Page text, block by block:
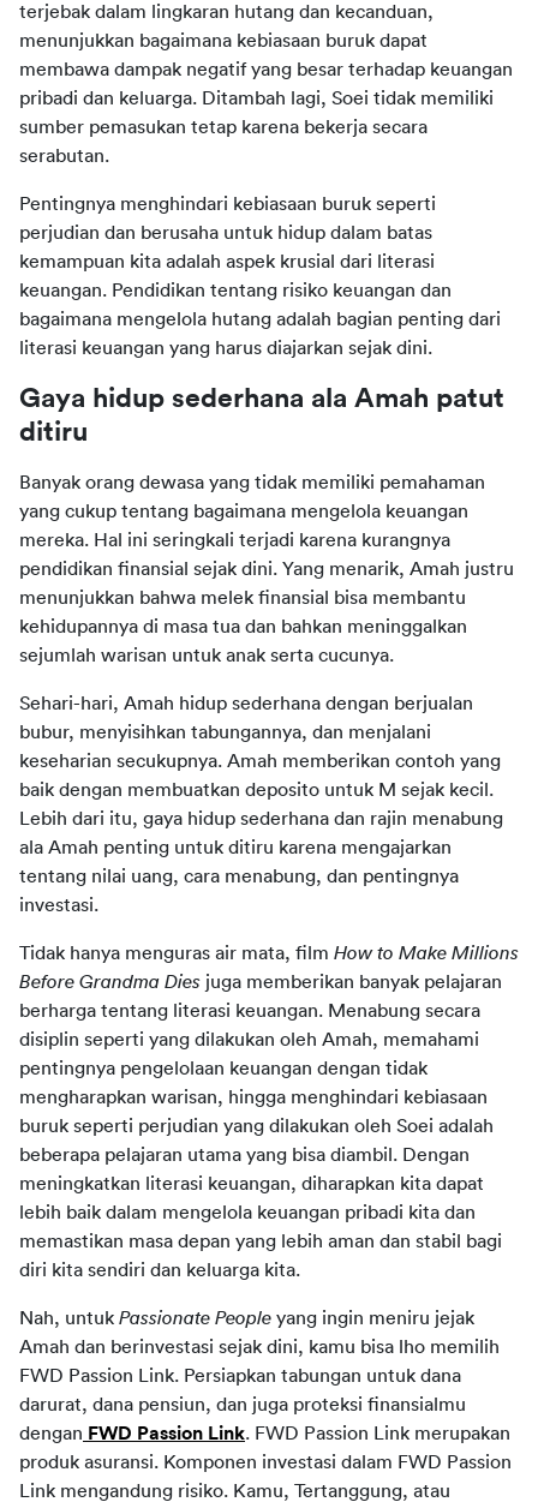
terjebak dalam lingkaran hutang dan kecanduan,
menunjukkan bagaimana kebiasaan buruk dapat
membawa dampak negatif yang besar terhadap keuangan
pribadi dan keluarga. Ditambah lagi, Soei tidak memiliki
sumber pemasukan tetap karena bekerja secara
serabutan.
Pentingnya menghindari kebiasaan buruk seperti
perjudian dan berusaha untuk hidup dalam batas
kemampuan kita adalah aspek krusial dari literasi
keuangan. Pendidikan tentang risiko keuangan dan
bagaimana mengelola hutang adalah bagian penting dari
literasi keuangan yang harus diajarkan sejak dini.
Gaya hidup sederhana ala Amah patut
ditiru
Banyak orang dewasa yang tidak memiliki pemahaman
yang cukup tentang bagaimana mengelola keuangan
mereka. Hal ini seringkali terjadi karena kurangnya
pendidikan finansial sejak dini. Yang menarik, Amah justru
menunjukkan bahwa melek finansial bisa membantu
kehidupannya di masa tua dan bahkan meninggalkan
sejumlah warisan untuk anak serta cucunya.
Sehari-hari, Amah hidup sederhana dengan berjualan
bubur, menyisihkan tabungannya, dan menjalani
keseharian secukupnya. Amah memberikan contoh yang
baik dengan membuatkan deposito untuk M sejak kecil.
Lebih dari itu, gaya hidup sederhana dan rajin menabung
ala Amah penting untuk ditiru karena mengajarkan
tentang nilai uang, cara menabung, dan pentingnya
investasi.
Tidak hanya menguras air mata, film How to Make Millions
Before Grandma Dies juga memberikan banyak pelajaran
berharga tentang literasi keuangan. Menabung secara
disiplin seperti yang dilakukan oleh Amah, memahami
pentingnya pengelolaan keuangan dengan tidak
mengharapkan warisan, hingga menghindari kebiasaan
buruk seperti perjudian yang dilakukan oleh Soei adalah
beberapa pelajaran utama yang bisa diambil. Dengan
meningkatkan literasi keuangan, diharapkan kita dapat
lebih baik dalam mengelola keuangan pribadi kita dan
memastikan masa depan yang lebih aman dan stabil bagi
diri kita sendiri dan keluarga kita.
Nah, untuk Passionate People yang ingin meniru jejak
Amah dan berinvestasi sejak dini, kamu bisa lho memilih
FWD Passion Link. Persiapkan tabungan untuk dana
darurat, dana pensiun, dan juga proteksi finansialmu
dengan FWD Passion Link. FWD Passion Link merupakan
produk asuransi. Komponen investasi dalam FWD Passion
Link mengandung risiko. Kamu, Tertanggung, atau